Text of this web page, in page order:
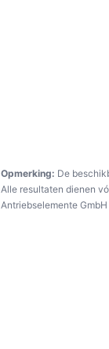
Opmerking: De
Alle resultaten dienen
Antriebselemente